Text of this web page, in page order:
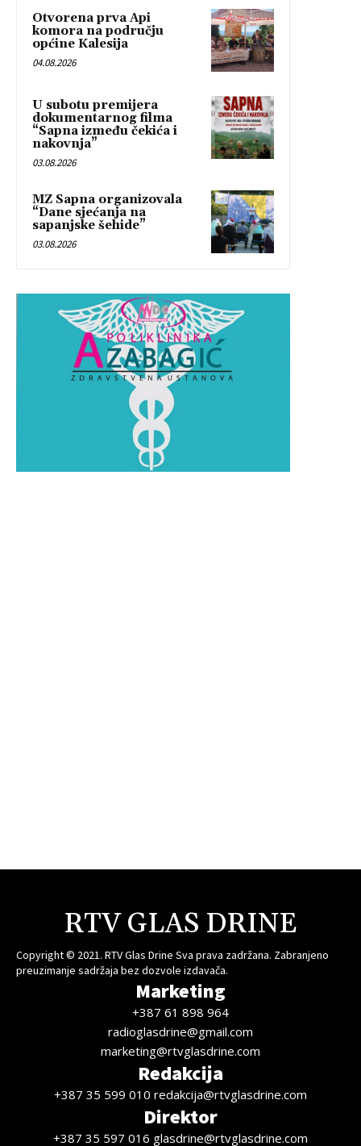
Otvorena prva Api
komora na području
općine Kalesija
04.08.2026
U subotu premijera
dokumentarnog filma
“Sapna između čekića i
nakovnja”
03.08.2026
MZ Sapna organizovala
“Dane sjećanja na
sapanjske šehide”
03.08.2026
RTV GLAS DRINE
Copyright © 2021. RTV Glas Drine Sva prava zadržana. Zabranjeno
preuzimanje sadržaja bez dozvole izdavača.
Marketing
+387 61 898 964
radioglasdrine@gmail.com
marketing@rtvglasdrine.com
Redakcija
+387 35 599 010 redakcija@rtvglasdrine.com
Direktor
+387 35 597 016 glasdrine@rtvglasdrine.com